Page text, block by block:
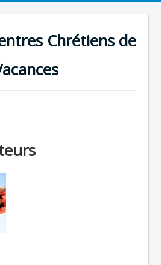
Chrétiens de
DE VACANCES .
DE VACANCES 2026